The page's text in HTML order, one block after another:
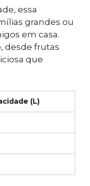
essa
grandes ou
em casa.
desde frutas
que
(L)